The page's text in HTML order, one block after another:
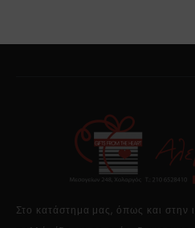
Στο κατάστημα μας, όπως και στην